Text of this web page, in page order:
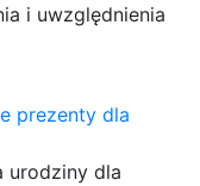
i uwzględnienia
prezenty dla
urodziny dla